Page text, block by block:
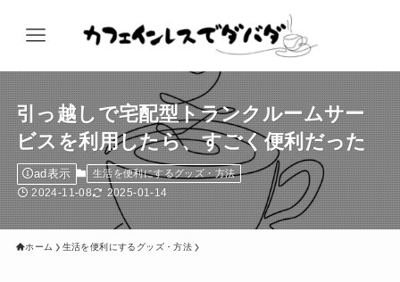
引っ越しで宅配型トランクルームサー
ビスを利用したら、すごく便利だった
ad表示 生活を便利にするグッズ・方法
2024-11-08 2025-01-14
ホーム 生活を便利にするグッズ・方法